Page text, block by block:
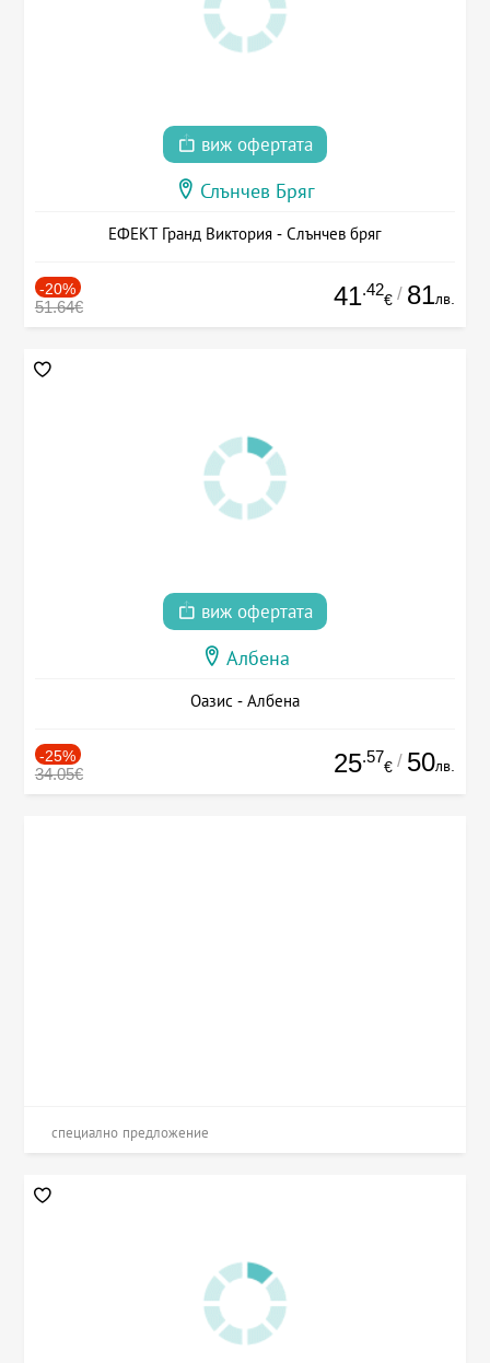
виж офертата
Слънчев Бряг
ЕФЕКТ Гранд Виктория - Слънчев бряг
-20%
51.64€ 41.42
€ / 81лв.
виж офертата
Албена
Оазис - Албена
-25%
34.05€ 25.57
€ / 50лв.
специално предложение